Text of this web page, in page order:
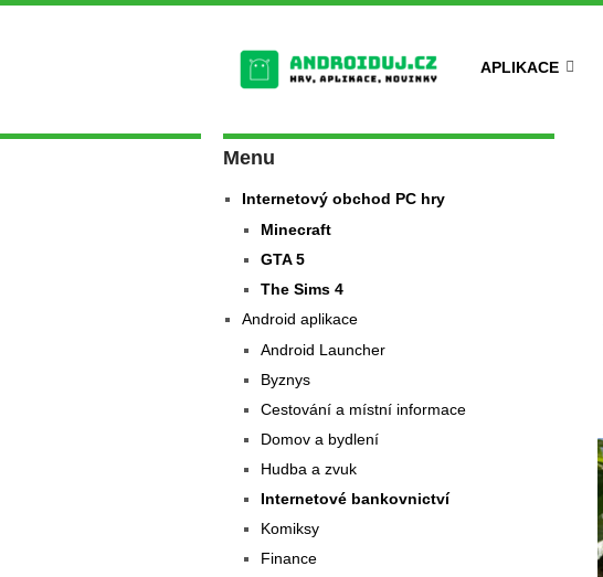
APLIKACE
Menu
Internetový obchod PC hry
Minecraft
GTA 5
The Sims 4
Android aplikace
Android Launcher
Byznys
Cestování a místní informace
Domov a bydlení
Hudba a zvuk
Internetové bankovnictví
Komiksy
Finance